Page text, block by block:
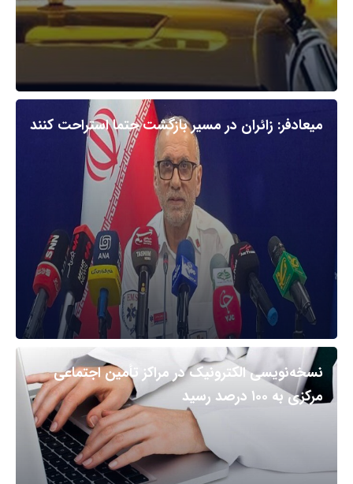
میعادفر: زائران در مسیر بازگشت حتما استراحت کنند
نسخه‌نویسی الکترونیک در مراکز تأمین اجتماعی
مرکزی به ۱۰۰ درصد رسید